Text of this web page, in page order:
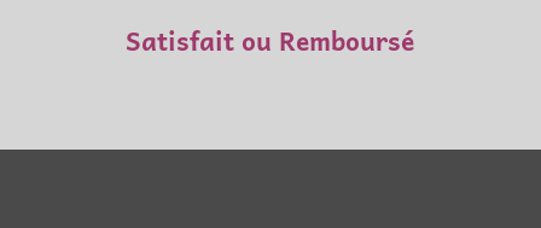
Satisfait ou Remboursé